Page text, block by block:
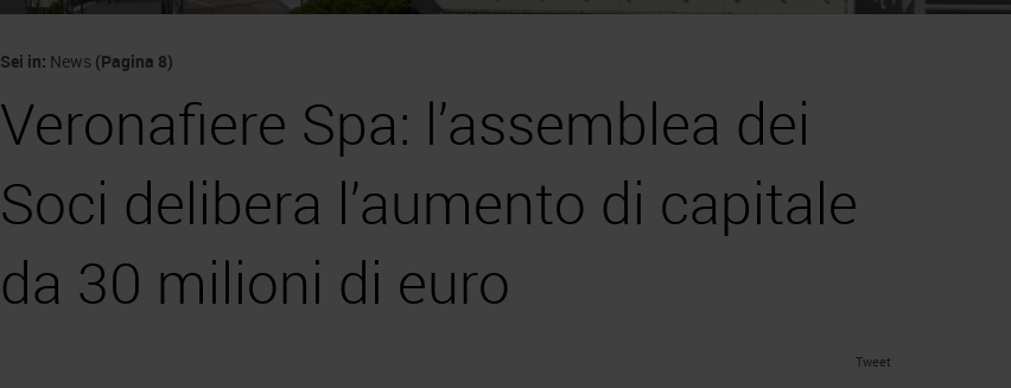
Sei in: News(Pagina 8)
Veronafiere Spa: l’assemblea dei
Soci delibera l’aumento di capitale
da 30 milioni di euro
Tweet